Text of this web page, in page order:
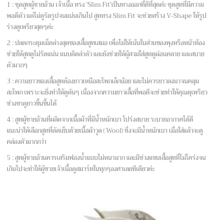
1 : ชุดสูทผู้ชายอ้วน เจ้าเนื้อ ทรง ‘Slim Fit’เป็นทางออกที่ดีที่สุดค่ะ ชุดสูทที่มีความ
พอดีตัว แต่ไม่ดูรัดรูปจนแน่นเกินไป สูททรง Slim Fit จะช่วยสร้าง V-Shape ให้รูป
ร่างดูเพรียวสุดๆค่ะ
2 : ปลดกระดุมเม็ดล่างสุดของเสื้อสูทเสมอ เพื่อไม่ให้เน้นในส่วนของพุงหรือหน้าท้อง
ช่วยให้สูทดูไม่รัดแน่น แนบติดลำตัว และยังช่วยให้ผู้สวมใส่สูทดูผ่อนคลาย และสบาย
ตัวมากๆ
3 : ความยาวของเสื้อสูทต้องยาวเหนือสะโพกเล็กน้อย และไม่ควรยาวลงมาจนคลุม
สะโพก เพราะจะยิ่งทำให้ดูตันๆ เนื่องจากความยาวเสื้อที่พอดีจะช่วยทำให้คุณดุเพรียว
ช่วงขาดูยาวขึ้นขึ้นได้
4 : สูทผู้ชายอ้วนที่ผลิตจากเนื้อผ้าที่มีน้ำหนักเบา โปร่งสบาย ระบายอากาศได้ดี
แนะนำให้เลือกสูทที่ตัดเย็บด้วยเนื้อผ้าวูล ( Wool) ซึ่งจะมีน้ำหนักเบา เมื่อใส่แล้วจะดู
คล่องตัวมากกว่า
5 : สูทผู้ชายอ้วนควรเสริมฟองน้ำแบบไม่หนามาก และมีช่วงแขนเสื้อสูทที่ไม่โคร่งจน
เกินไปจะทำให้ผู้ชายเจ้าเนื้อดูสมาร์ทในทุกๆองศาเลยทีเดียวค่ะ